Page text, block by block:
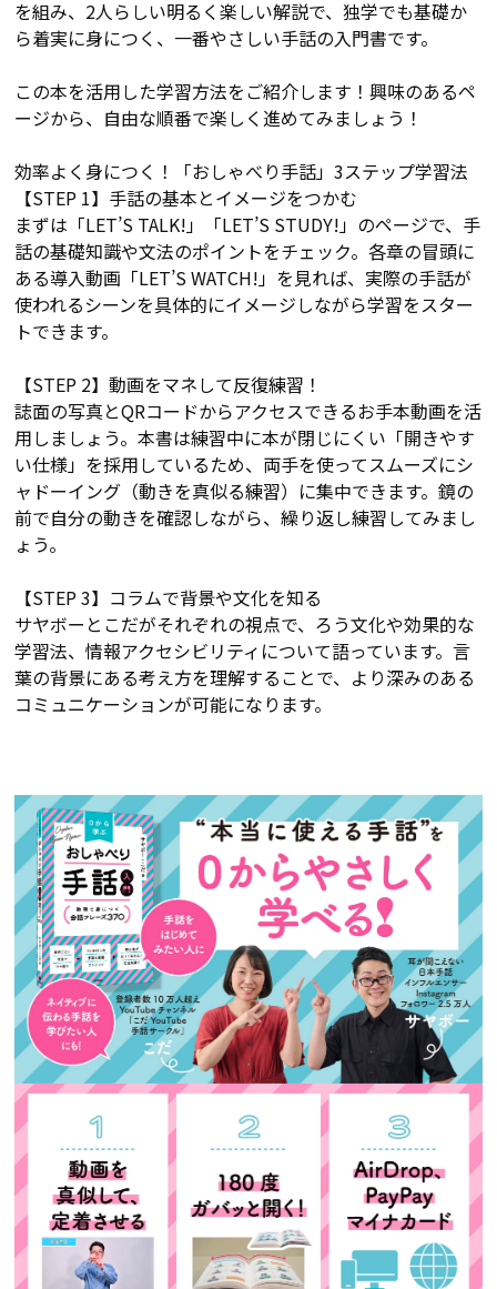
を組み、2人らしい明るく楽しい解説で、独学でも基礎か
ら着実に身につく、一番やさしい手話の入門書です。
この本を活用した学習方法をご紹介します！興味のあるペ
ージから、自由な順番で楽しく進めてみましょう！
効率よく身につく！「おしゃべり手話」3ステップ学習法
【STEP 1】手話の基本とイメージをつかむ
まずは「LET’S TALK!」「LET’S STUDY!」のページで、手
話の基礎知識や文法のポイントをチェック。各章の冒頭に
ある導入動画「LET’S WATCH!」を見れば、実際の手話が
使われるシーンを具体的にイメージしながら学習をスター
トできます。
【STEP 2】動画をマネして反復練習！
誌面の写真とQRコードからアクセスできるお手本動画を活
用しましょう。本書は練習中に本が閉じにくい「開きやす
い仕様」を採用しているため、両手を使ってスムーズにシ
ャドーイング（動きを真似る練習）に集中できます。鏡の
前で自分の動きを確認しながら、繰り返し練習してみまし
ょう。
【STEP 3】コラムで背景や文化を知る
サヤボーとこだがそれぞれの視点で、ろう文化や効果的な
学習法、情報アクセシビリティについて語っています。言
葉の背景にある考え方を理解することで、より深みのある
コミュニケーションが可能になります。